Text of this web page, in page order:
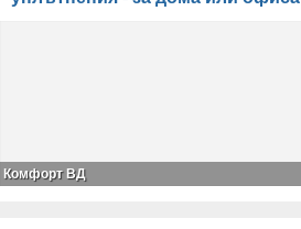
Комфорт ВД